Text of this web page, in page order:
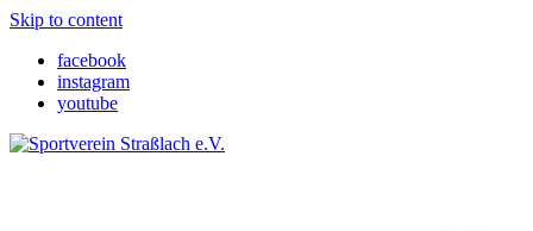
Skip to content
facebook
instagram
youtube